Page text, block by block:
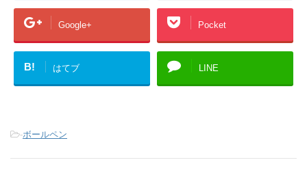
Google+ Pocket
B! はてブ LINE
-ボールペン